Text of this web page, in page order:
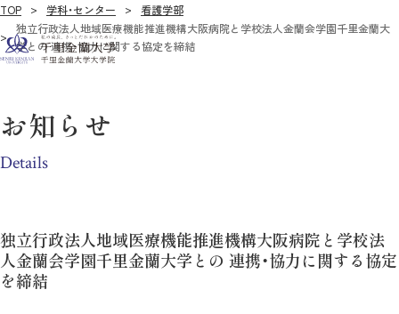
TOP 学科・センター
看護学部
独立行政法人地域医療機能推進機構大阪病院と学校法人金蘭会学園千里金蘭大
学との 連携・協力に関する協定を締結
お知らせ
Details
独立行政法人地域医療機能推進機構大阪病院と学校法
人金蘭会学園千里金蘭大学との 連携・協力に関する協定
を締結